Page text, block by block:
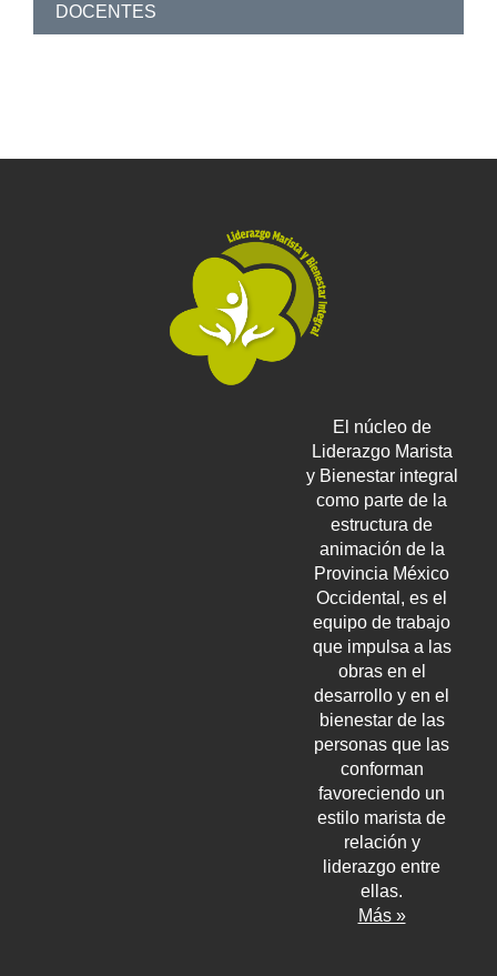
DOCENTES
El núcleo de
Liderazgo Marista
y Bienestar integral
como parte de la
estructura de
animación de la
Provincia México
Occidental, es el
equipo de trabajo
que impulsa a las
obras en el
desarrollo y en el
bienestar de las
personas que las
conforman
favoreciendo un
estilo marista de
relación y
liderazgo entre
ellas.
Más »